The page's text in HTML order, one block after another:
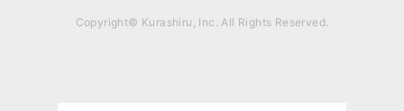
Copyright© Kurashiru, Inc. All Rights Reserved.